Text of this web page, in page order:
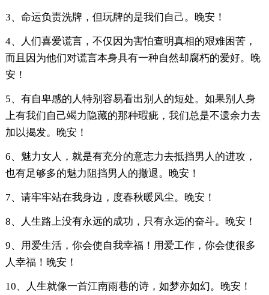
3、命运负责洗牌，但玩牌的是我们自己。晚安！
4、人们喜爱谎言，不仅因为害怕查明真相的艰难困苦，
而且因为他们对谎言本身具有一种自然却腐朽的爱好。晚
安！
5、有自卑感的人特别容易看出别人的短处。如果别人身
上有我们自己竭力隐藏的那种瑕疵，我们总是不遗余力去
加以揭发。晚安！
6、魅力女人，就是有充分的意志力去抵挡男人的进攻，
也有足够多的魅力阻挡男人的撤退。晚安！
7、请牢牢站在我身边，度春秋暖风尘。晚安！
8、人生路上没有永远的成功，只有永远的奋斗。晚安！
9、用爱生活，你会使自我幸福！用爱工作，你会使很多
人幸福！晚安！
10、人生就像一首江南雨巷的诗，如梦亦如幻。晚安！